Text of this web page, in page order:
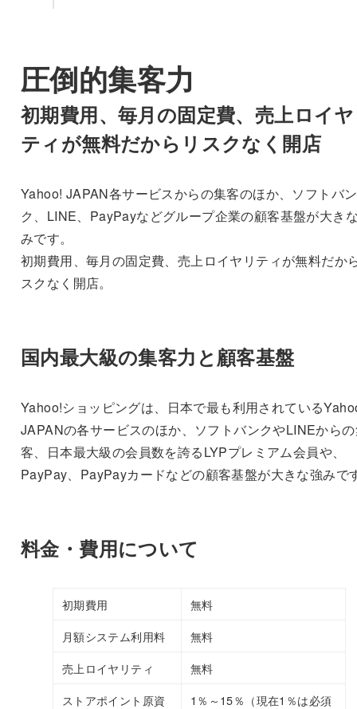
圧倒的集客力
初期費用、毎月の固定費、売上ロイ
ティが無料だからリスクなく開店
Yahoo! JAPAN各サービスからの集客のほか、ソフトバン
ク、LINE、PayPayなどグループ企業の顧客基盤が大き
みです。
初期費用、毎月の固定費、売上ロイヤリティが無料だか
スクなく開店。
国内最大級の集客力と顧客基盤
Yahoo!ショッピングは、日本で最も利用されている
JAPANの各サービスのほか、ソフトバンクやLINEから
客、日本最大級の会員数を誇るLYPプレミアム会員や、
PayPay、PayPayカードなどの顧客基盤が大きな強みで
料金・費用について
初期費用
無料
月額システム利用料
無料
売上ロイヤリティ
無料
ストアポイント原資
1％～15％（現在1％は必須